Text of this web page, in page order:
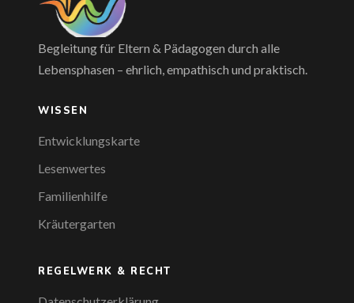
Begleitung für Eltern & Pädagogen durch alle
Lebensphasen – ehrlich, empathisch und praktisch.
WISSEN
Entwicklungskarte
Lesenwertes
Familienhilfe
Kräutergarten
REGELWERK & RECHT